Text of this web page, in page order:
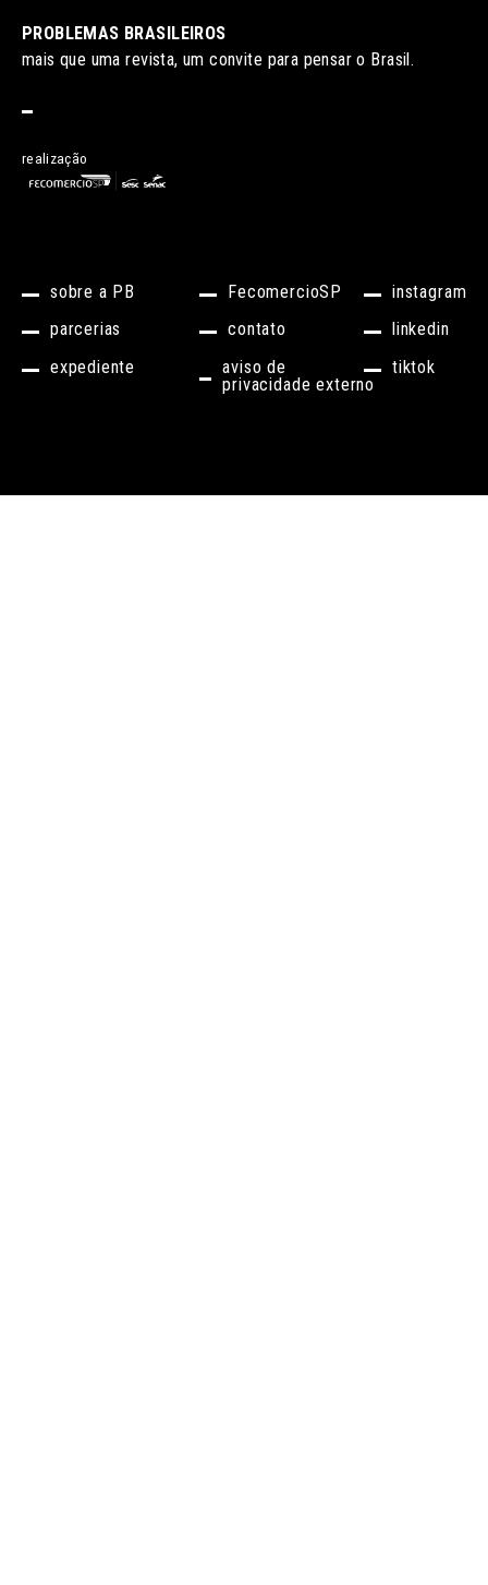
sobre a PB
parcerias
expediente
FecomercioSP
contato
aviso de
privacidade externo
instagram
linkedin
tiktok
PROBLEMAS BRASILEIROS
mais que uma revista, um convite para pensar o Brasil.
realização